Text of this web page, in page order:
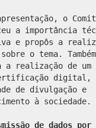
o
a importância
e propôs a
o tema.
a realização de um
digital,
de divulgação e
à sociedade.
de dados